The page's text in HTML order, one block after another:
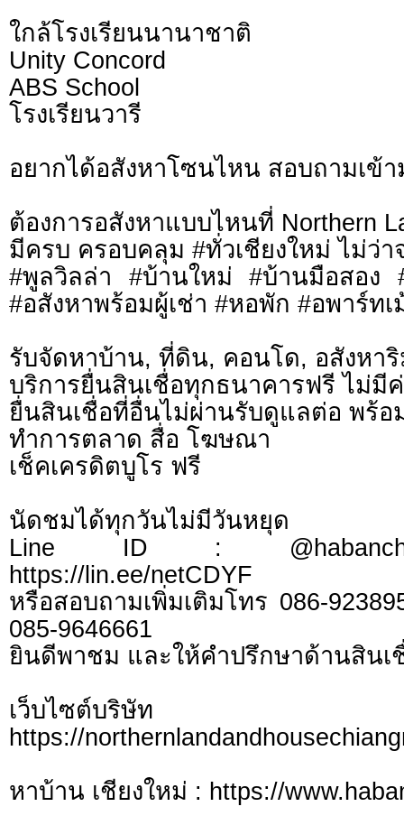
ใกล้โรงเรียนนานาชาติ
Unity Concord
ABS School
โรงเรียนวารี
อยากได้อสังหาโซนไหน สอบถามเข้า
ต้องการอสังหาแบบไหนที่ Northern
มีครบ ครอบคลุม #ทั่วเชียงใหม่ ไม่ว่า
#พูลวิลล่า #บ้านใหม่ #บ้านมือสอง
#อสังหาพร้อมผู้เช่า #หอพัก #อพาร์ท
รับจัดหาบ้าน, ที่ดิน, คอนโด, อสังหา
บริการยื่นสินเชื่อทุกธนาคารฟรี ไม่มี
ยื่นสินเชื่อที่อื่นไม่ผ่านรับดูแลต่อ พร้อ
ทำการตลาด สื่อ โฆษณา
เช็คเครดิตบูโร ฟรี
นัดชมได้ทุกวันไม่มีวันหยุด
Line ID :
https://lin.ee/netCDYF
หรือสอบถามเพิ่มเติมโทร 086-
085-9646661
ยินดีพาชม และให้คำปรึกษาด้านสินเ
เว็บไซต์บ
https://
หาบ้าน เชียงใหม่ : https://